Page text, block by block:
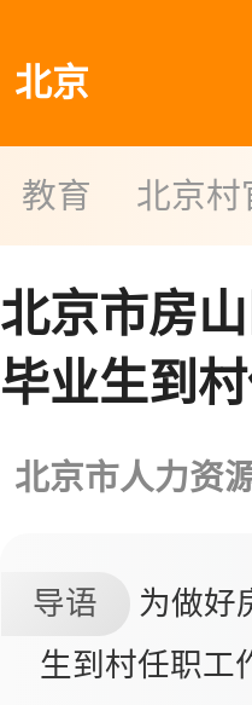
北京
教育 北京村
北京市房
毕业生到
北京市人力资
导语
为做好
生到村任职工